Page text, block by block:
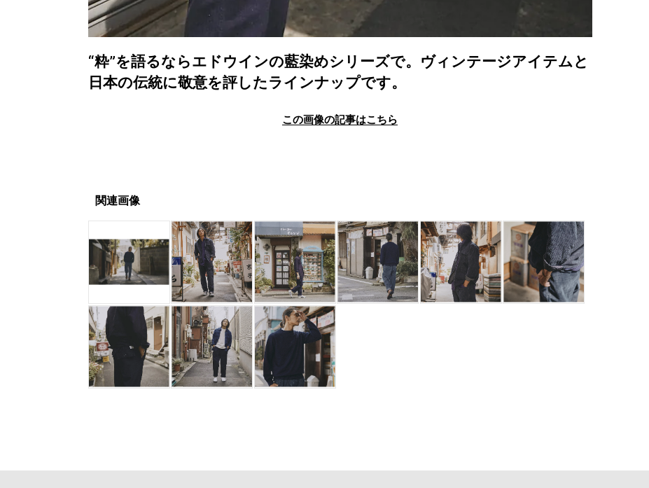
“粋”を語るならエドウインの藍染めシリーズで。ヴィンテージアイテムと
日本の伝統に敬意を評したラインナップです。
この画像の記事はこちら
関連画像